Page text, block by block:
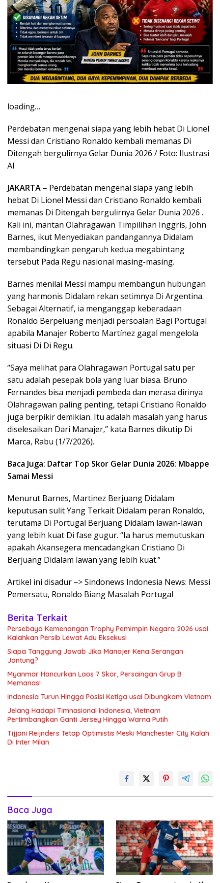
loading…
Perdebatan mengenai siapa yang lebih hebat Di Lionel
Messi dan Cristiano Ronaldo kembali memanas Di
Ditengah bergulirnya Gelar Dunia 2026 / Foto: Ilustrasi
AI
JAKARTA – Perdebatan mengenai siapa yang lebih
hebat Di Lionel Messi dan Cristiano Ronaldo kembali
memanas Di Ditengah bergulirnya Gelar Dunia 2026 .
Kali ini, mantan Olahragawan Timpilihan Inggris, John
Barnes, ikut Menyediakan pandangannya Didalam
membandingkan pengaruh kedua megabintang
tersebut Pada Regu nasional masing-masing.
Barnes menilai Messi mampu membangun hubungan
yang harmonis Didalam rekan setimnya Di Argentina.
Sebagai Alternatif, ia menganggap keberadaan
Ronaldo Berpeluang menjadi persoalan Bagi Portugal
apabila Manajer Roberto Martínez gagal mengelola
situasi Di Di Regu.
“Saya melihat para Olahragawan Portugal satu per
satu adalah pesepak bola yang luar biasa. Bruno
Fernandes bisa menjadi pembeda dan merasa dirinya
Olahragawan paling penting, tetapi Cristiano Ronaldo
juga berpikir demikian. Itu adalah masalah yang harus
diselesaikan Dari Manajer,” kata Barnes dikutip Di
Marca, Rabu (1/7/2026).
Baca Juga: Daftar Top Skor Gelar Dunia 2026: Mbappe
Samai Messi
Menurut Barnes, Martinez Berjuang Didalam
keputusan sulit Yang Terkait Didalam peran Ronaldo,
terutama Di Portugal Berjuang Didalam lawan-lawan
yang lebih kuat Di fase gugur. “Ia harus memutuskan
apakah Akansegera mencadangkan Cristiano Di
Berjuang Didalam lawan yang lebih kuat.”
Artikel ini disadur –> Sindonews Indonesia News: Messi
Pemersatu, Ronaldo Biang Masalah Portugal
Berita Terkait
Persebaya Kemenangan Trophy Pemimpin Negara 2026 usai
Kalahkan Persib Lewat Adu Eksekusi
Siapa Tanggung Jawab Jika Manajer Kena Serangan
Jantung?
Myanmar Hancurkan Laos 7 Skor, Persaingan Grup B
Memanas!
Indonesia Turun Hingga Posisi Ketiga usai Dibungkam Vietnam
Jelang Hadapi Timnasional Indonesia, Vietnam
Pertimbangkan Ganti Jersey Hingga Warna Putih
Tijjani Reijnders Tetap Optimistis Meski Manchester City Kalah
Di Inter Milan
Baca Juga